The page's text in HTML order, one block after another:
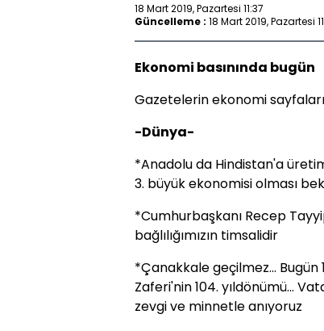
18 Mart 2019, Pazartesi 11:37
Güncelleme : 18 Mart 2019, Pazartesi
Ekonomi basınında bugün
Gazetelerin ekonomi
-Dünya-
*Anadolu da Hindistan'a
3. büyük ekonomisi olması
*Cumhurbaşkanı Recep
bağlılığımızın timsalidir
*Çanakkale geçilmez...
Zaferi'nin 104. yıldönümü...
zevgi ve minnetle anıyoruz